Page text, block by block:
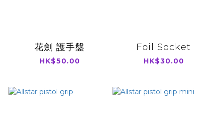
花劍 護手盤
HK$50.00
Foil Socket
HK$30.00